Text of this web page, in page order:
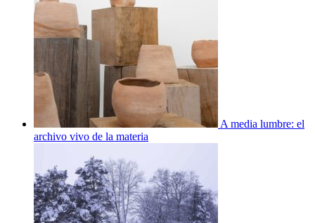
A media lumbre: el
archivo vivo de la materia